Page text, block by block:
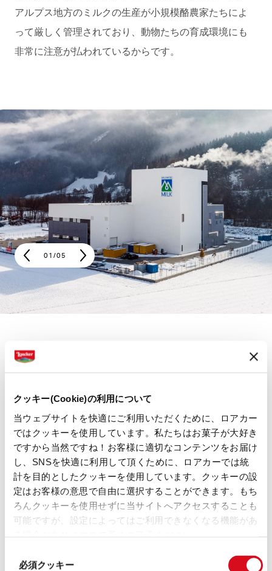
クッキー(Cookie)の利用について
当ウェブサイトを快適にご利用いただくために、ロアカー
ではクッキーを使用しています。私たちはお菓子が大好き
ですから当然ですね！お客様に適切なコンテンツをお届け
し、SNSを快適に利用して頂くために、ロアカーでは統
計を目的としたクッキーを使用しています。クッキーの設
定はお客様の意思で自由に選択することができます。もち
ろんクッキーを使用せずに当サイトへアクセスすることも
可能ですが、設定によってはご利用できなくなる機能があ
必須クッキー
アルプス地方のミルクの生産が小規模酪農家たちによ
って厳しく管理されており、動物たちの育成環境にも
非常に注意が払われているからです。
01 /05
トレーサビリティと近距離の流通
品質とトレーサビリティ、そして自然にこだわった原
材料を重視することは、私たちの価値観に埋め込まれ
ており、ロアカーの企業理念でもあります。乳製品の
生産施設の設立場所としてヴァンドーイエスを選んだ
のは、様々な要素を検討し、深く考え抜いた結果で
ィ・ソットとハインフェルスの中間地点に位置し、ブ